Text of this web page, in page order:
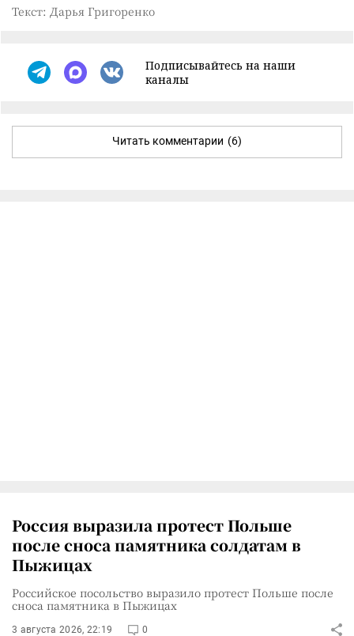
Текст: Дарья Григоренко
Подписывайтесь на наши
каналы
Читать комментарии (6)
Россия выразила протест Польше
после сноса памятника солдатам в
Пыжицах
Российское посольство выразило протест Польше после
сноса памятника в Пыжицах
3 августа 2026, 22:19 0